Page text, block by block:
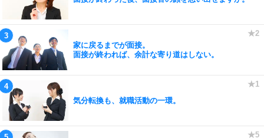
家に戻るまでが面接。
面接が終われば、余計な寄り道はしない。
気分転換も、就職活動の一環。